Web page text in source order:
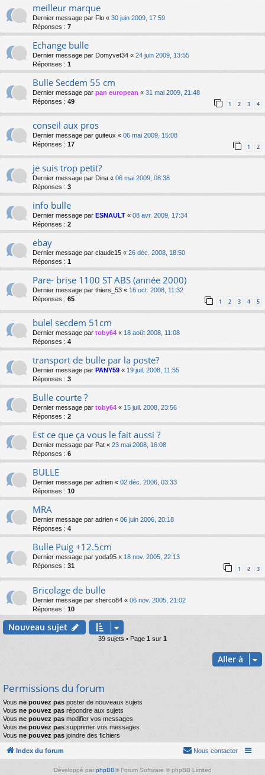
meilleur marque
Dernier message par Flo « 30 juin 2009, 17:59
Réponses : 7
Echange bulle
Dernier message par Domyvet34 « 24 juin 2009, 13:55
Réponses : 1
Bulle Secdem 55 cm
Dernier message par pan european « 31 mai 2009, 21:48
Réponses : 49 1 2 3 4
conseil aux pros
Dernier message par guiteux « 06 mai 2009, 15:08
Réponses : 17 1 2
je suis trop petit?
Dernier message par Dina « 06 mai 2009, 08:38
Réponses : 3
info bulle
Dernier message par ESNAULT « 08 avr. 2009, 17:34
Réponses : 2
ebay
Dernier message par claude15 « 26 déc. 2008, 18:50
Réponses : 1
Pare- brise 1100 ST ABS (année 2000)
Dernier message par thiers_53 « 16 oct. 2008, 11:32
Réponses : 65 1 2 3 4 5
bulel secdem 51cm
Dernier message par toby64 « 18 août 2008, 11:08
Réponses : 4
transport de bulle par la poste?
Dernier message par PANY59 « 19 juil. 2008, 11:55
Réponses : 3
Bulle courte ?
Dernier message par toby64 « 15 juil. 2008, 23:56
Réponses : 2
Est ce que ça vous le fait aussi ?
Dernier message par Pat « 23 mai 2008, 16:08
Réponses : 6
BULLE
Dernier message par adrien « 02 déc. 2006, 03:33
Réponses : 10
MRA
Dernier message par adrien « 06 juin 2006, 20:18
Réponses : 4
Bulle Puig +12.5cm
Dernier message par yoda95 « 18 nov. 2005, 22:13
Réponses : 31 1 2 3
Bricolage de bulle
Dernier message par sherco84 « 06 nov. 2005, 21:02
Réponses : 10
Nouveau sujet
39 sujets • Page 1 sur 1
Aller à
Permissions du forum
Vous ne pouvez pas poster de nouveaux sujets
Vous ne pouvez pas répondre aux sujets
Vous ne pouvez pas modifier vos messages
Vous ne pouvez pas supprimer vos messages
Vous ne pouvez pas joindre des fichiers
Index du forum Nous contacter
Développé par phpBB® Forum Software © phpBB Limited